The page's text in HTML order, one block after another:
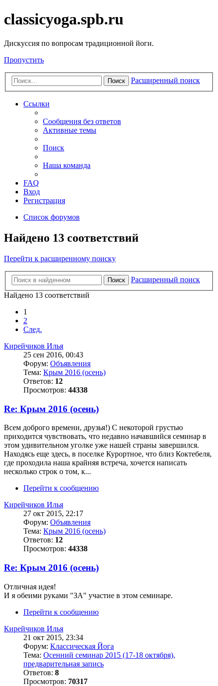
classicyoga.spb.ru
Дискуссия по вопросам традиционной йоги.
Пропустить
Поиск Расширенный поиск
Ссылки
Сообщения без ответов
Активные темы
Поиск
Наша команда
FAQ
Вход
Регистрация
Список форумов
Найдено 13 соответствий
Перейти к расширенному поиску
Поиск
Расширенный поиск
Найдено 13 соответствий
1
2
След.
Кирейчиков Илья
25 сен 2016, 00:43
Форум: Объявления
Тема: Крым 2016 (осень)
Ответов: 12
Просмотров: 44338
Re: Крым 2016 (осень)
Всем доброго времени, друзья!) С некоторой грустью
приходится чувствовать, что недавно начавшийся семинар в
этом удивительном уголке уже нашей страны завершился.
Находясь еще здесь, в поселке Курортное, что близ Коктебеля,
где проходила наша крайняя встреча, хочется написать
несколько строк о том, к...
Перейти к сообщению
Кирейчиков Илья
27 окт 2015, 22:17
Форум: Объявления
Тема: Крым 2016 (осень)
Ответов: 12
Просмотров: 44338
Re: Крым 2016 (осень)
Отличная идея!
И я обеими руками "ЗА" участие в этом семинаре.
Перейти к сообщению
Кирейчиков Илья
21 окт 2015, 23:34
Форум: Классическая Йога
Тема: Осенний семинар 2015 (17-18 октября),
предварительная запись
Ответов: 8
Просмотров: 70317